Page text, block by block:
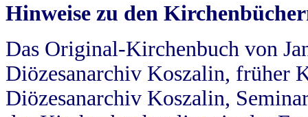
Hinweise zu den
Das Original-Kirchenbuch von
Diözesanarchiv Koszalin, früher
Diözesanarchiv Koszalin,